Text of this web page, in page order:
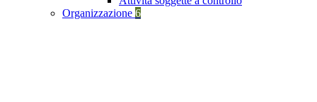
Organizzazione 6